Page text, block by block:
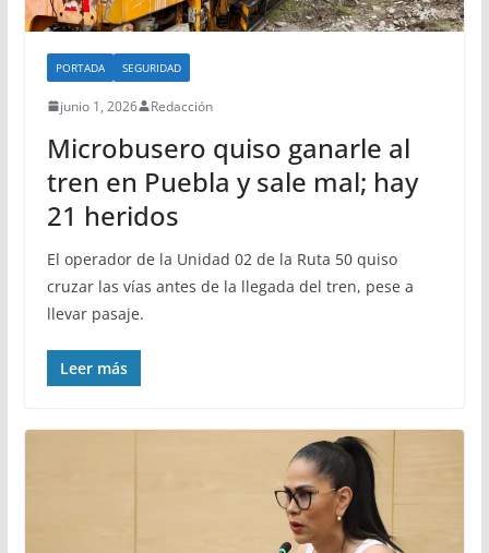
PORTADA SEGURIDAD
junio 1, 2026 Redacción
Microbusero quiso ganarle al
tren en Puebla y sale mal; hay
21 heridos
El operador de la Unidad 02 de la Ruta 50 quiso
cruzar las vías antes de la llegada del tren, pese a
llevar pasaje.
Leer más